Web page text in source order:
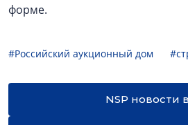
форме.
#Российский аукционный дом
NSP новости в